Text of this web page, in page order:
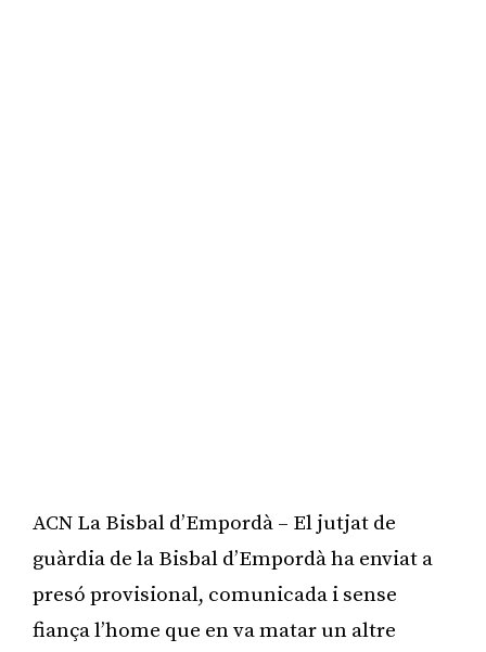
ACN La Bisbal d’Empordà – El jutjat de
guàrdia de la Bisbal d’Empordà ha enviat a
presó provisional, comunicada i sense
fiança l’home que en va matar un altre